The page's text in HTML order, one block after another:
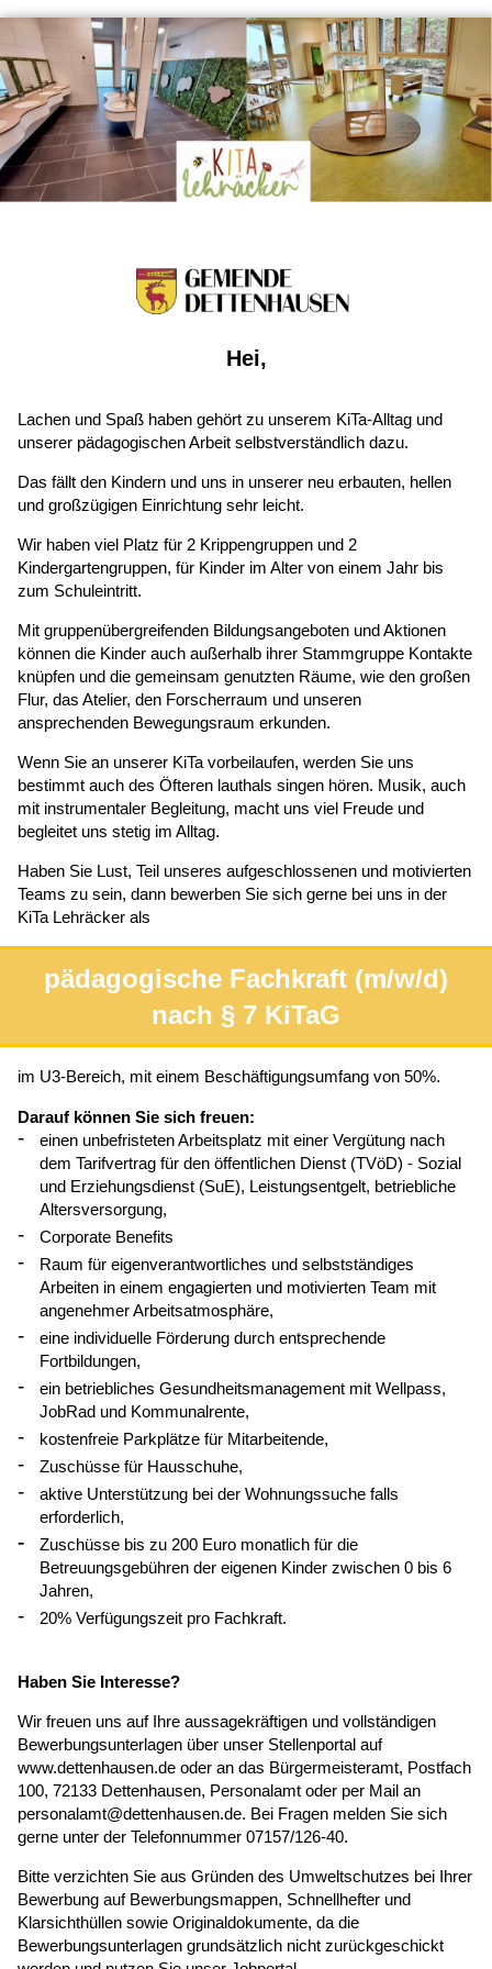
Hei,
Lachen und Spaß haben gehört zu unserem KiTa-Alltag und
unserer pädagogischen Arbeit selbstverständlich dazu.
Das fällt den Kindern und uns in unserer neu erbauten, hellen
und großzügigen Einrichtung sehr leicht.
Wir haben viel Platz für 2 Krippengruppen und 2
Kindergartengruppen, für Kinder im Alter von einem Jahr bis
zum Schuleintritt.
Mit gruppenübergreifenden Bildungsangeboten und Aktionen
können die Kinder auch außerhalb ihrer Stammgruppe Kontakte
knüpfen und die gemeinsam genutzten Räume, wie den großen
Flur, das Atelier, den Forscherraum und unseren
ansprechenden Bewegungsraum erkunden.
Wenn Sie an unserer KiTa vorbeilaufen, werden Sie uns
bestimmt auch des Öfteren lauthals singen hören. Musik, auch
mit instrumentaler Begleitung, macht uns viel Freude und
begleitet uns stetig im Alltag.
Haben Sie Lust, Teil unseres aufgeschlossenen und motivierten
Teams zu sein, dann bewerben Sie sich gerne bei uns in der
KiTa Lehräcker als
pädagogische Fachkraft (m/w/d)
nach § 7 KiTaG
im U3-Bereich, mit einem Beschäftigungsumfang von 50%.
Darauf können Sie sich freuen:
einen unbefristeten Arbeitsplatz mit einer Vergütung nach
dem Tarifvertrag für den öffentlichen Dienst (TVöD) - Sozial
und Erziehungsdienst (SuE), Leistungsentgelt, betriebliche
Altersversorgung,
Corporate Benefits
Raum für eigenverantwortliches und selbstständiges
Arbeiten in einem engagierten und motivierten Team mit
angenehmer Arbeitsatmosphäre,
eine individuelle Förderung durch entsprechende
Fortbildungen,
ein betriebliches Gesundheitsmanagement mit Wellpass,
JobRad und Kommunalrente,
kostenfreie Parkplätze für Mitarbeitende,
Zuschüsse für Hausschuhe,
aktive Unterstützung bei der Wohnungssuche falls
erforderlich,
Zuschüsse bis zu 200 Euro monatlich für die
Betreuungsgebühren der eigenen Kinder zwischen 0 bis 6
Jahren,
20% Verfügungszeit pro Fachkraft.
Haben Sie Interesse?
Wir freuen uns auf Ihre aussagekräftigen und vollständigen
Bewerbungsunterlagen über unser Stellenportal auf
www.dettenhausen.de oder an das Bürgermeisteramt, Postfach
100, 72133 Dettenhausen, Personalamt oder per Mail an
personalamt@dettenhausen.de. Bei Fragen melden Sie sich
gerne unter der Telefonnummer 07157/126-40.
Bitte verzichten Sie aus Gründen des Umweltschutzes bei Ihrer
Bewerbung auf Bewerbungsmappen, Schnellhefter und
Klarsichthüllen sowie Originaldokumente, da die
Bewerbungsunterlagen grundsätzlich nicht zurückgeschickt